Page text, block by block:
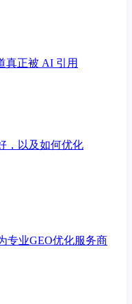
真正被 AI 引用
，以及如何优化
专业GEO优化服务商